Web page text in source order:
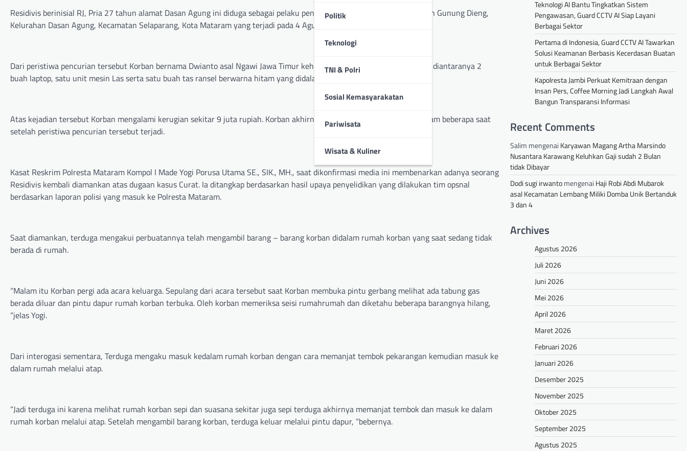
Politik
Teknologi
TNI & Polri
Sosial Kemasyarakatan
Pariwisata
Wisata & Kuliner
Residivis berinisial RJ, Pria 27 tahun alamat Dasan Agung ini diduga sebagai pelaku pencurian di salah satu rumah di Jalan Gunung Dieng,
Kelurahan Dasan Agung, Kecamatan Selaparang, Kota Mataram yang terjadi pada 4 Agustus 2024 beberapa hari lalu.
Dari peristiwa pencurian tersebut Korban bernama Dwianto asal Ngawi Jawa Timur kehilangan beberapa barang miliknya diantaranya 2
buah laptop, satu unit mesin Las serta satu buah tas ransel berwarna hitam yang didalamnya berisi baju korban.
Atas kejadian tersebut Korban mengalami kerugian sekitar 9 juta rupiah. Korban akhirnya melaporkan ke Polresta Mataram beberapa saat
setelah peristiwa pencurian tersebut terjadi.
Kasat Reskrim Polresta Mataram Kompol I Made Yogi Porusa Utama SE., SIK., MH., saat dikonfirmasi media ini membenarkan adanya seorang
Residivis kembali diamankan atas dugaan kasus Curat. Ia ditangkap berdasarkan hasil upaya penyelidikan yang dilakukan tim opsnal
berdasarkan laporan polisi yang masuk ke Polresta Mataram.
Saat diamankan, terduga mengakui perbuatannya telah mengambil barang – barang korban didalam rumah korban yang saat sedang tidak
berada di rumah.
“Malam itu Korban pergi ada acara keluarga. Sepulang dari acara tersebut saat Korban membuka pintu gerbang melihat ada tabung gas
berada diluar dan pintu dapur rumah korban terbuka. Oleh korban memeriksa seisi rumahrumah dan diketahu beberapa barangnya hilang,
“jelas Yogi.
Dari interogasi sementara, Terduga mengaku masuk kedalam rumah korban dengan cara memanjat tembok pekarangan kemudian masuk ke
dalam rumah melalui atap.
“Jadi terduga ini karena melihat rumah korban sepi dan suasana sekitar juga sepi terduga akhirnya memanjat tembok dan masuk ke dalam
rumah korban melalui atap. Setelah mengambil barang korban, terduga keluar melalui pintu dapur, “bebernya.
Teknologi AI Bantu Tingkatkan Sistem
Pengawasan, Guard CCTV AI Siap Layani
Berbagai Sektor
Pertama di Indonesia, Guard CCTV AI Tawarkan
Solusi Keamanan Berbasis Kecerdasan Buatan
untuk Berbagai Sektor
Kapolresta Jambi Perkuat Kemitraan dengan
Insan Pers, Coffee Morning Jadi Langkah Awal
Bangun Transparansi Informasi
Recent Comments
Salim mengenai Karyawan Magang Artha Marsindo
Nusantara Karawang Keluhkan Gaji sudah 2 Bulan
tidak Dibayar
Dodi sugi irwantomengenai Haji Robi Abdi Mubarok
asal Kecamatan Lembang Miliki Domba Unik Bertanduk
3 dan 4
Archives
Agustus 2026
Juli 2026
Juni 2026
Mei 2026
April 2026
Maret 2026
Februari 2026
Januari 2026
Desember 2025
November 2025
Oktober 2025
September 2025
Agustus 2025